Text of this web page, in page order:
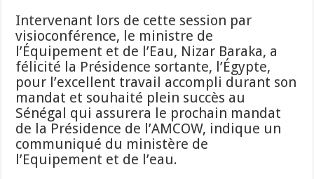
Intervenant lors de cette session par
visioconférence, le ministre de
l’Équipement et de l’Eau, Nizar Baraka, a
félicité la Présidence sortante, l’Égypte,
pour l’excellent travail accompli durant son
mandat et souhaité plein succès au
Sénégal qui assurera le prochain mandat
de la Présidence de l’AMCOW, indique un
communiqué du ministère de
l’Equipement et de l’eau.